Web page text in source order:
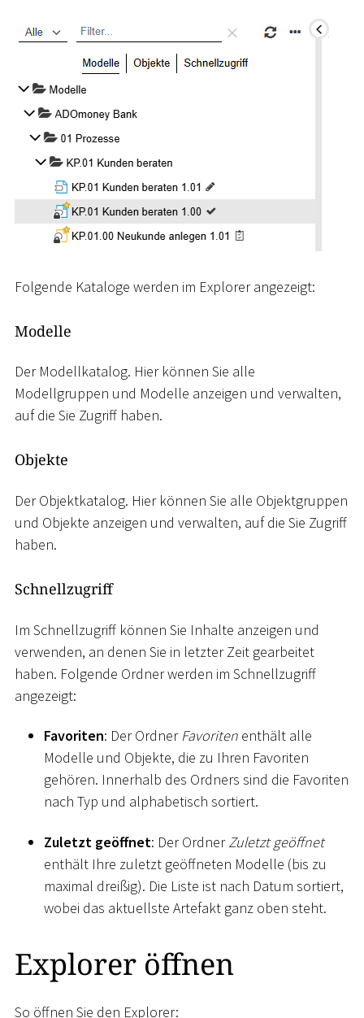
Folgende Kataloge werden im Explorer angezeigt:
Modelle
Der Modellkatalog. Hier können Sie alle
Modellgruppen und Modelle anzeigen und verwalten,
auf die Sie Zugriff haben.
Objekte
Der Objektkatalog. Hier können Sie alle Objektgruppen
und Objekte anzeigen und verwalten, auf die Sie Zugriff
haben.
Schnellzugriff
Im Schnellzugriff können Sie Inhalte anzeigen und
verwenden, an denen Sie in letzter Zeit gearbeitet
haben. Folgende Ordner werden im Schnellzugriff
angezeigt:
Favoriten: Der OrdnerFavoriten enthält alle
Modelle und Objekte, die zu Ihren Favoriten
gehören. Innerhalb des Ordners sind die Favoriten
nach Typ und alphabetisch sortiert.
Zuletzt geöffnet: Der OrdnerZuletzt geöffnet
enthält Ihre zuletzt geöffneten Modelle (bis zu
maximal dreißig). Die Liste ist nach Datum sortiert,
wobei das aktuellste Artefakt ganz oben steht.
Explorer öffnen
So öffnen Sie den Explorer: